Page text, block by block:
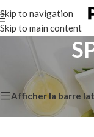
Skip to navigation
Skip to main content
Marques /
Afficher la barre